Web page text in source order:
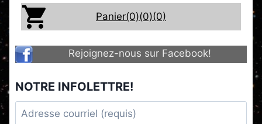
Panier(0)(0)(0)
Rejoignez-nous sur Facebook!
NOTRE INFOLETTRE!